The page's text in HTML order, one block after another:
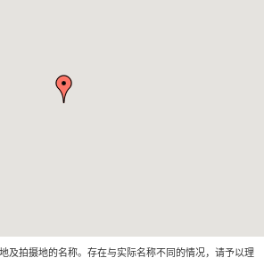
及拍摄地的名称。存在与实际名称不同的情况，请予以理